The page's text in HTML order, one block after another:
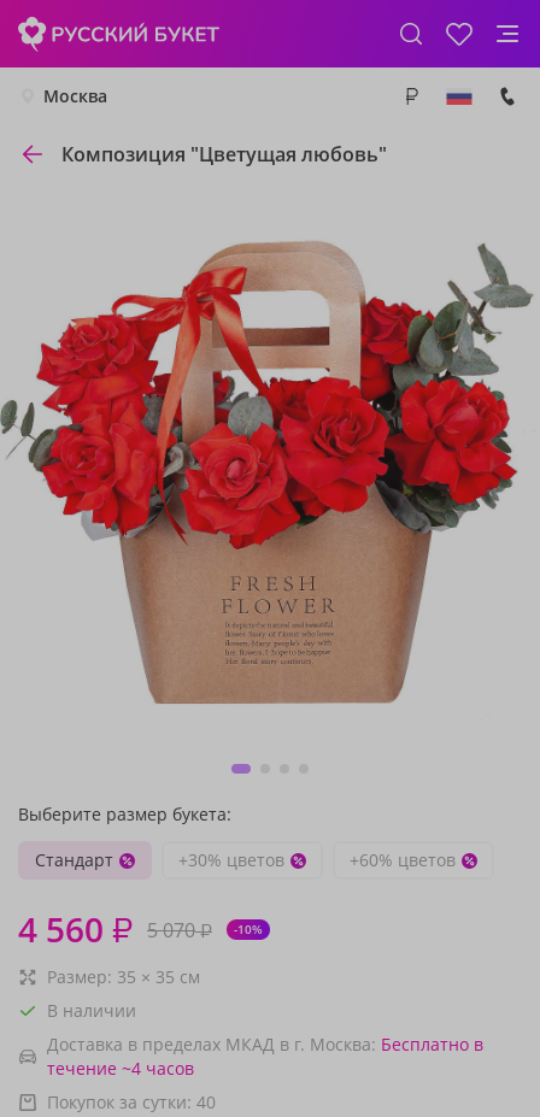
Москва
Композиция "Цветущая любовь"
Выберите размер букета:
Стандарт
+30% цветов +60% цветов
4 560 ₽ 5 070₽ -10%
Размер: 35 × 35 см
В наличии
Доставка в пределах МКАД в г. Москва: Бесплатно в
течение ~4 часов
Покупок за сутки: 40